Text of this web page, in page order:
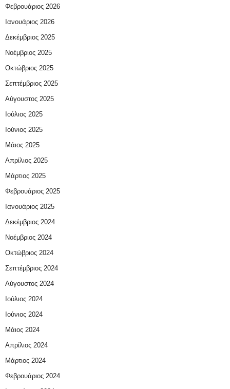
Φεβρουάριος 2026
Ιανουάριος 2026
Δεκέμβριος 2025
Νοέμβριος 2025
Οκτώβριος 2025
Σεπτέμβριος 2025
Αύγουστος 2025
Ιούλιος 2025
Ιούνιος 2025
Μάιος 2025
Απρίλιος 2025
Μάρτιος 2025
Φεβρουάριος 2025
Ιανουάριος 2025
Δεκέμβριος 2024
Νοέμβριος 2024
Οκτώβριος 2024
Σεπτέμβριος 2024
Αύγουστος 2024
Ιούλιος 2024
Ιούνιος 2024
Μάιος 2024
Απρίλιος 2024
Μάρτιος 2024
Φεβρουάριος 2024